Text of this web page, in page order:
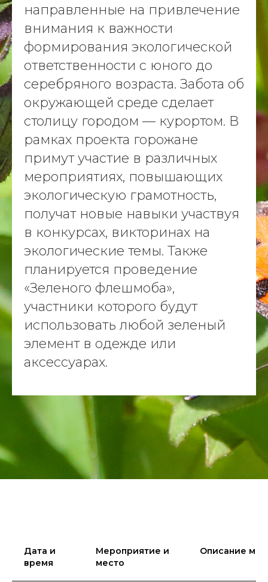
направленные на привлечение
внимания к важности
формирования экологической
ответственности с юного до
серебряного возраста. Забота об
окружающей среде сделает
столицу городом — курортом. В
рамках проекта горожане
примут участие в различных
мероприятиях, повышающих
экологическую грамотность,
получат новые навыки участвуя
в конкурсах, викторинах на
экологические темы. Также
планируется проведение
«Зеленого флешмоба»,
участники которого будут
использовать любой зеленый
элемент в одежде или
аксессуарах.
Дата и
время
Мероприятие и
место
Описание